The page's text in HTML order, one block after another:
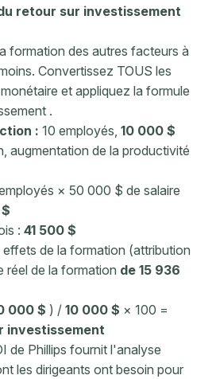
retour sur investissement
formation des autres facteurs à
Convertissez TOUS les
et appliquez la formule
.
: 10 employés, 10 000 $
augmentation de la productivité
× 50 000 $ de salaire
: 41 500 $
de la formation (attribution
réel de la formation de 15 936
000 $ ) / 10 000 $ × 100 =
investissement
de Phillips fournit l'analyse
les dirigeants ont besoin pour